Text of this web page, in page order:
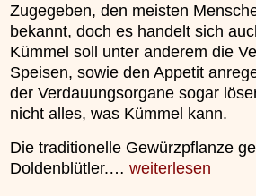
Zugegeben, den meisten
bekannt, doch es handelt sich
Kümmel soll unter anderem die
Speisen, sowie den Appetit
der Verdauungsorgane sogar
nicht alles, was Kümmel kann.
Die traditionelle Gewürzpflanze
Doldenblütler.… weiterlesen